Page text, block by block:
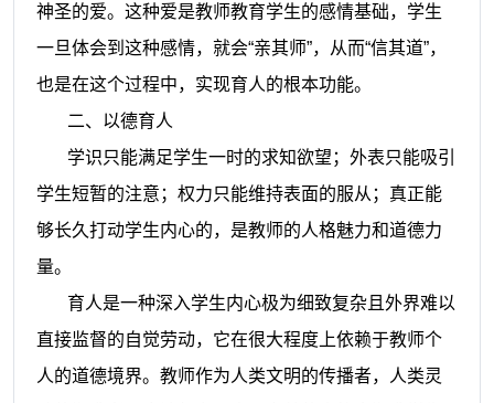
神圣的爱。这种爱是教师教育学生的感情基础，学生
一旦体会到这种感情，就会“亲其师”，从而“信其道”，
也是在这个过程中，实现育人的根本功能。
二、以德育人
学识只能满足学生一时的求知欲望；外表只能吸引
学生短暂的注意；权力只能维持表面的服从；真正能
够长久打动学生内心的，是教师的人格魅力和道德力
量。
育人是一种深入学生内心极为细致复杂且外界难以
直接监督的自觉劳动，它在很大程度上依赖于教师个
人的道德境界。教师作为人类文明的传播者，人类灵